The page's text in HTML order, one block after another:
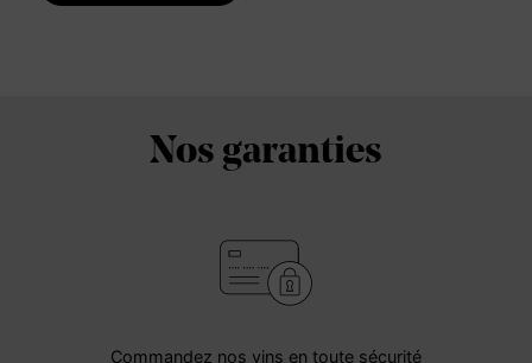
Nos garanties
Commandez nos vins en toute sécurité